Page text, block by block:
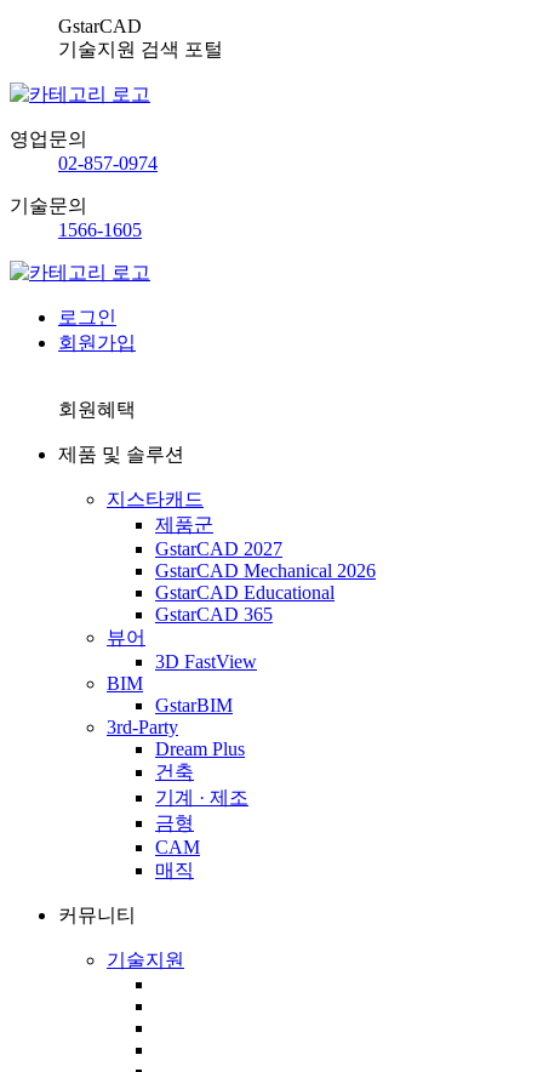
GstarCAD
기술지원 검색 포털
영업문의
02-857-0974
기술문의
1566-1605
로그인
회원가입
회원혜택
제품 및 솔루션
지스타캐드
제품군
GstarCAD 2027
GstarCAD Mechanical 2026
GstarCAD Educational
GstarCAD 365
뷰어
3D FastView
BIM
GstarBIM
3rd-Party
Dream Plus
건축
기계 · 제조
금형
CAM
매직
커뮤니티
기술지원